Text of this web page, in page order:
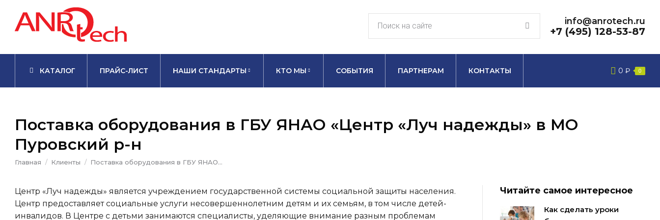
info@anrotech.ru
+7 (495) 128-53-87
КАТАЛОГ ПРАЙС-ЛИСТ НАШИ СТАНДАРТЫ КТО МЫ СОБЫТИЯ ПАРТНЕРАМ КОНТАКТЫ 0 ₽ 0
Поставка оборудования в ГБУ ЯНАО «Центр «Луч надежды» в МО
Пуровский р-н
Вы здесь:
Главная Клиенты Поставка оборудования в ГБУ ЯНАО…
Центр «Луч надежды» является учреждением государственной системы социальной защиты населения.
Центр предоставляет социальные услуги несовершеннолетним детям и их семьям, в том числе детей-
инвалидов. В Центре с детьми занимаются специалисты, уделяющие внимание разным проблемам
Читайте самое интересное
Как сделать уроки